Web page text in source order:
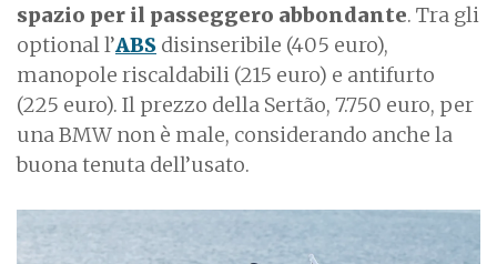
spazio per il passeggero abbondante. Tra gli
optional l’ABS disinseribile (405 euro),
manopole riscaldabili (215 euro) e antifurto
(225 euro). Il prezzo della Sertão, 7.750 euro, per
una BMW non è male, considerando anche la
buona tenuta dell’usato.